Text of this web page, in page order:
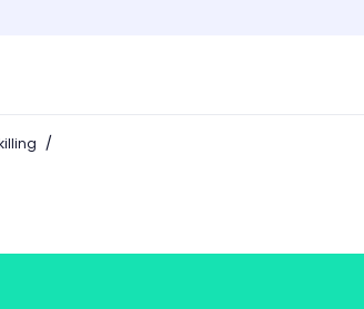
/
virtual para más de 1000 empleados?